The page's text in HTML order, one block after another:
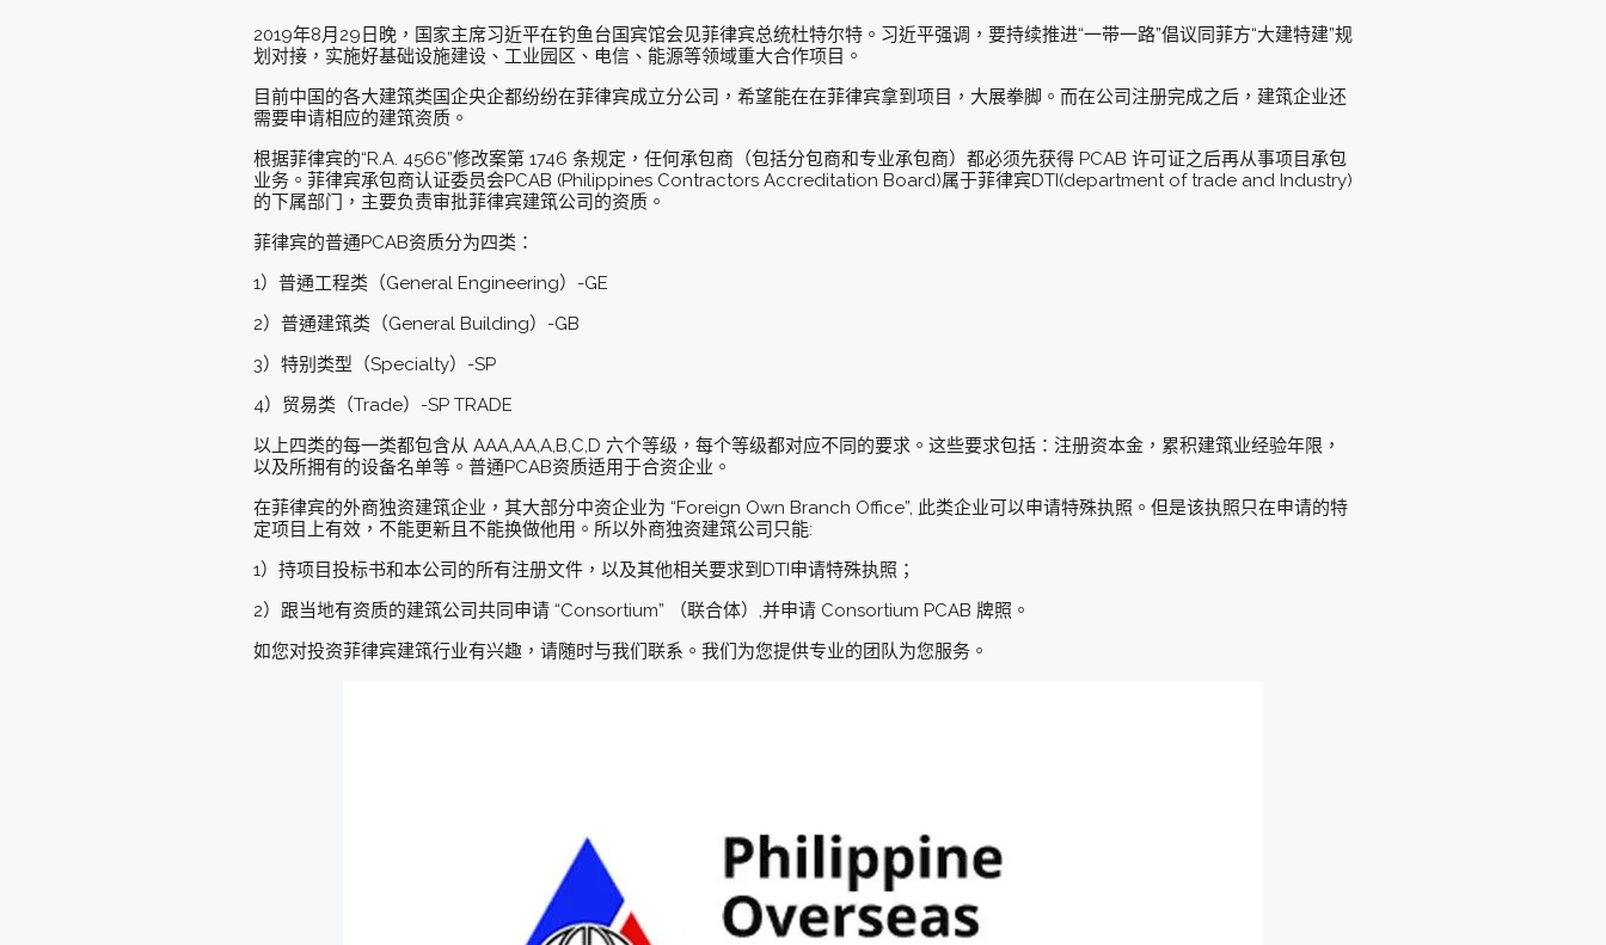
2019年8月29日晚，国家主席习近平在钓鱼台国宾馆会见菲律宾总统杜特尔特。习近平强调，要持续推进“一带一路”倡议同菲方“大建特建”规
划对接，实施好基础设施建设、工业园区、电信、能源等领域重大合作项目。
目前中国的各大建筑类国企央企都纷纷在菲律宾成立分公司，希望能在在菲律宾拿到项目，大展拳脚。而在公司注册完成之后，建筑企业还
需要申请相应的建筑资质。
根据菲律宾的“R.A. 4566”修改案第 1746 条规定，任何承包商（包括分包商和专业承包商）都必须先获得 PCAB 许可证之后再从事项目承包
业务。菲律宾承包商认证委员会PCAB (Philippines Contractors Accreditation Board)属于菲律宾DTI(department of trade and Industry)
的下属部门，主要负责审批菲律宾建筑公司的资质。
菲律宾的普通PCAB资质分为四类：
1）普通工程类（General Engineering）-GE
2）普通建筑类（General Building）-GB
3）特别类型（Specialty）-SP
4）贸易类（Trade）-SP TRADE
以上四类的每一类都包含从 AAA,AA,A,B,C,D 六个等级，每个等级都对应不同的要求。这些要求包括：注册资本金，累积建筑业经验年限，
以及所拥有的设备名单等。普通PCAB资质适用于合资企业。
在菲律宾的外商独资建筑企业，其大部分中资企业为 “Foreign Own Branch Office”, 此类企业可以申请特殊执照。但是该执照只在申请的特
定项目上有效，不能更新且不能换做他用。所以外商独资建筑公司只能:
1）持项目投标书和本公司的所有注册文件，以及其他相关要求到DTI申请特殊执照；
2）跟当地有资质的建筑公司共同申请 “Consortium” （联合体）,并申请 Consortium PCAB 牌照。
如您对投资菲律宾建筑行业有兴趣，请随时与我们联系。我们为您提供专业的团队为您服务。